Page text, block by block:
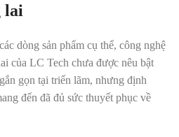
lai
dòng sản phẩm cụ thể, công nghệ
của LC Tech chưa được nêu bật
gọn tại triển lãm, nhưng định
đến đã đủ sức thuyết phục về